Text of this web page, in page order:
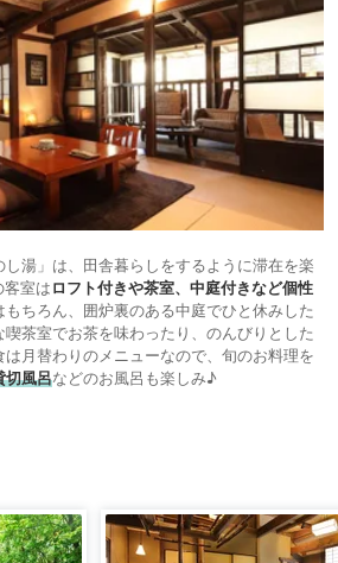
湯」は、田舎暮らしをするように滞在を楽
客室はロフト付きや茶室、中庭付きなど個性
ちろん、囲炉裏のある中庭でひと休みした
茶室でお茶を味わったり、のんびりとした
月替わりのメニューなので、旬のお料理を
切風呂などのお風呂も楽しみ♪